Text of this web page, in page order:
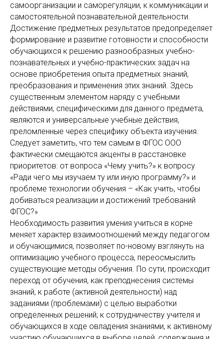
самоорганизации и саморегуляции, к коммуникации и
самостоятельной познавательной деятельности.
Достижение предметных результатов предопределяет
формирование и развитие готовности и способности
обучающихся к решению разнообразных учебно-
познавательных и учебно-практических задач на
основе приобретения опыта предметных знаний,
преобразования и применения этих знаний. Здесь
существенным элементом наряду с учебными
действиями, специфическими для данного предмета,
являются и универсальные учебные действия,
преломленные через специфику объекта изучения.
Следует заметить, что тем самым в ФГОС ООО
фактически смещаются акценты в расстановке
приоритетов: от вопроса «Чему учить?» к вопросу
«Ради чего мы изучаем ту или иную программу?» и
проблеме технологии обучения – «Как учить, чтобы
добиваться реализации и достижений требований
ФГОС?»
Необходимость развития умения учиться в корне
меняет характер взаимоотношений между педагогом
и обучающимися, позволяет по-новому взглянуть на
оптимизацию учебного процесса, переосмыслить
существующие методы обучения. По сути, происходит
переход от обучения, как преподнесения системы
знаний, к работе (активной деятельности) над
заданиями (проблемами) с целью выработки
определенных решений; к сотрудничеству учителя и
обучающихся в ходе овладения знаниями, к активному